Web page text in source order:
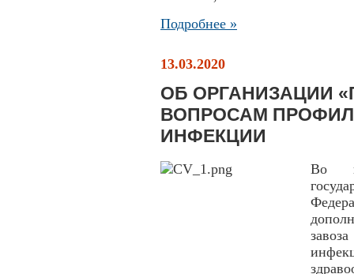
Подробнее »
13.03.2020
ОБ ОРГАНИЗАЦИИ
ВОПРОСАМ
ИНФЕКЦИИ
Во